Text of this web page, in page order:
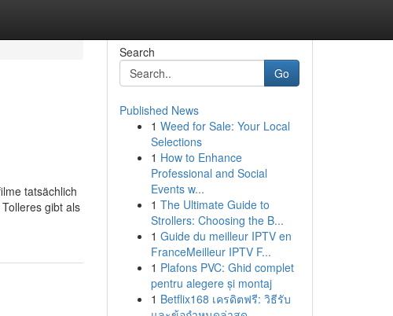
tatsächlich
gibt als
Search
Go
Published News
1 Weed for Sale: Your Local
Selections
1 How to Enhance
Professional and Social
Events w...
1 The Ultimate Guide to
Strollers: Choosing the B...
1 Guide du meilleur IPTV en
FranceMeilleur IPTV F...
1 Plafons PVC: Ghid complet
pentru alegere și montaj
1 Betflix168 เครดิตฟรี: วิธีรับ